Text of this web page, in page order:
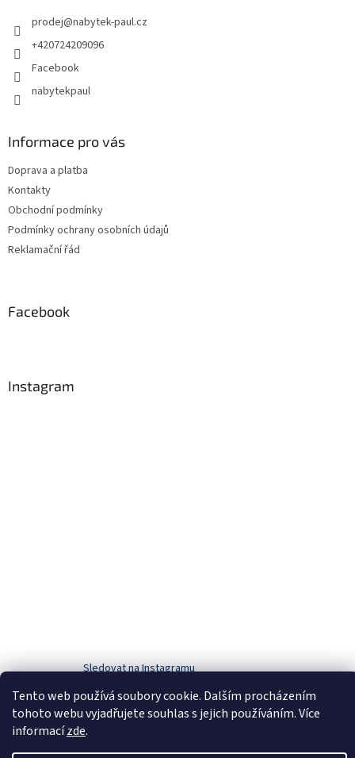
Tento web používá soubory cookie. Dalším procházením
tohoto webu vyjadřujete souhlas s jejich používáním. Více
informacízde.
prodej@nabytek-paul.cz
+420724209096
Facebook
nabytekpaul
Informace pro vás
Doprava a platba
Kontakty
Obchodní podmínky
Podmínky ochrany osobních údajů
Reklamační řád
Facebook
Instagram
Sledovat na Instagramu
Vytvořil Shoptet